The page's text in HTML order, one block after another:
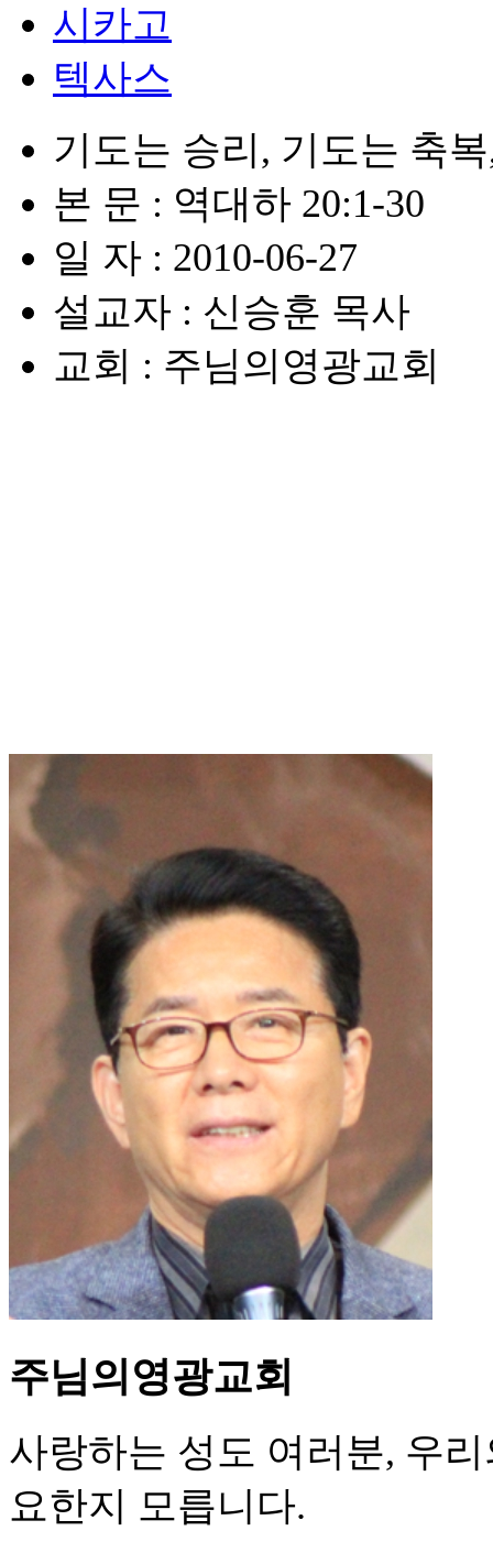
시카고
텍사스
기도는 승리, 기도는 축
본 문 : 역대하 20:1-30
일 자 : 2010-06-27
설교자 : 신승훈 목사
교회 : 주님의영광교회
주님의영광교회
사랑하는 성도 여러분, 우
요한지 모릅니다.